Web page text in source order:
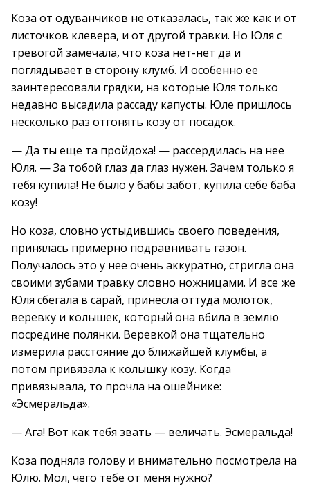
Коза от одуванчиков не отказалась, так же как и от
листочков клевера, и от другой травки. Но Юля с
тревогой замечала, что коза нет-нет да и
поглядывает в сторону клумб. И особенно ее
заинтересовали грядки, на которые Юля только
недавно высадила рассаду капусты. Юле пришлось
несколько раз отгонять козу от посадок.
— Да ты еще та пройдоха! — рассердилась на нее
Юля. — За тобой глаз да глаз нужен. Зачем только я
тебя купила! Не было у бабы забот, купила себе баба
козу!
Но коза, словно устыдившись своего поведения,
принялась примерно подравнивать газон.
Получалось это у нее очень аккуратно, стригла она
своими зубами травку словно ножницами. И все же
Юля сбегала в сарай, принесла оттуда молоток,
веревку и колышек, который она вбила в землю
посредине полянки. Веревкой она тщательно
измерила расстояние до ближайшей клумбы, а
потом привязала к колышку козу. Когда
привязывала, то прочла на ошейнике:
«Эсмеральда».
— Ага! Вот как тебя звать — величать. Эсмеральда!
Коза подняла голову и внимательно посмотрела на
Юлю. Мол, чего тебе от меня нужно?